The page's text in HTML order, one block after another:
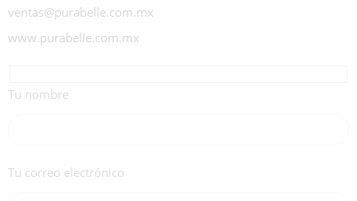
ventas@purabelle.com.mx
www.purabelle.com.mx
Tu nombre
Tu correo electrónico